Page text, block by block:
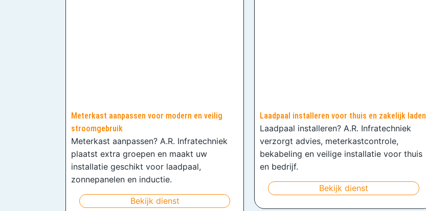
Meterkast aanpassen voor modern en veilig
stroomgebruik
Meterkast aanpassen? A.R. Infratechniek
plaatst extra groepen en maakt uw
installatie geschikt voor laadpaal,
zonnepanelen en inductie.
Bekijk dienst
Laadpaal installeren voor thuis en zakelijk laden
Laadpaal installeren? A.R. Infratechniek
verzorgt advies, meterkastcontrole,
bekabeling en veilige installatie voor thuis
en bedrijf.
Bekijk dienst